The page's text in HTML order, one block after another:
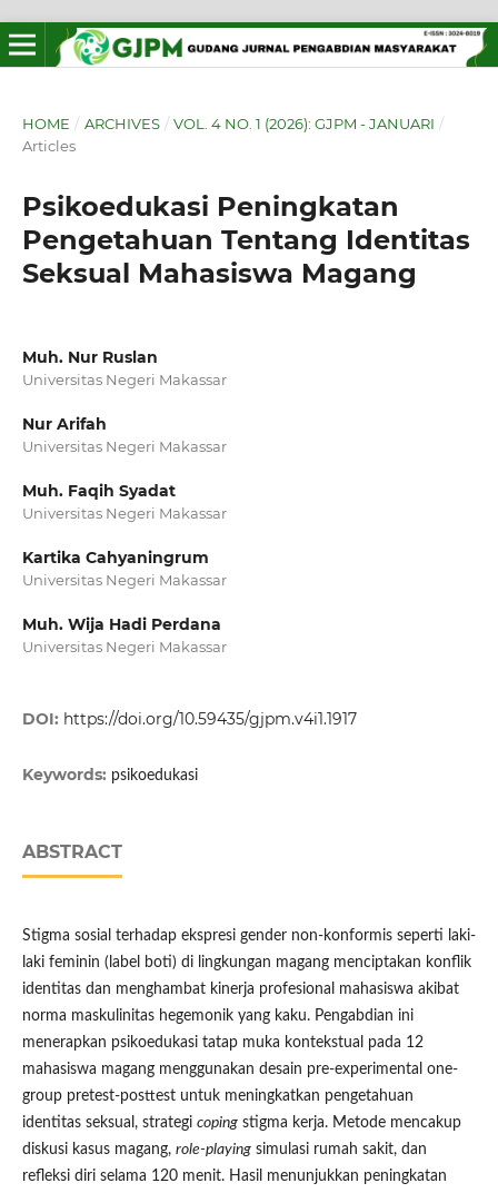
HOME / ARCHIVES / VOL. 4 NO. 1 (2026): GJPM - JANUARI /
Articles
Psikoedukasi Peningkatan
Pengetahuan Tentang Identitas
Seksual Mahasiswa Magang
Muh. Nur Ruslan
Universitas Negeri Makassar
Nur Arifah
Universitas Negeri Makassar
Muh. Faqih Syadat
Universitas Negeri Makassar
Kartika Cahyaningrum
Universitas Negeri Makassar
Muh. Wija Hadi Perdana
Universitas Negeri Makassar
DOI: https://doi.org/10.59435/gjpm.v4i1.1917
Keywords: psikoedukasi
ABSTRACT
Stigma sosial terhadap ekspresi gender non-konformis seperti laki-
laki feminin (label boti) di lingkungan magang menciptakan konflik
identitas dan menghambat kinerja profesional mahasiswa akibat
norma maskulinitas hegemonik yang kaku. Pengabdian ini
menerapkan psikoedukasi tatap muka kontekstual pada 12
mahasiswa magang menggunakan desain pre-experimental one-
group pretest-posttest untuk meningkatkan pengetahuan
identitas seksual, strategi copingstigma kerja. Metode mencakup
diskusi kasus magang, role-playingsimulasi rumah sakit, dan
refleksi diri selama 120 menit. Hasil menunjukkan peningkatan